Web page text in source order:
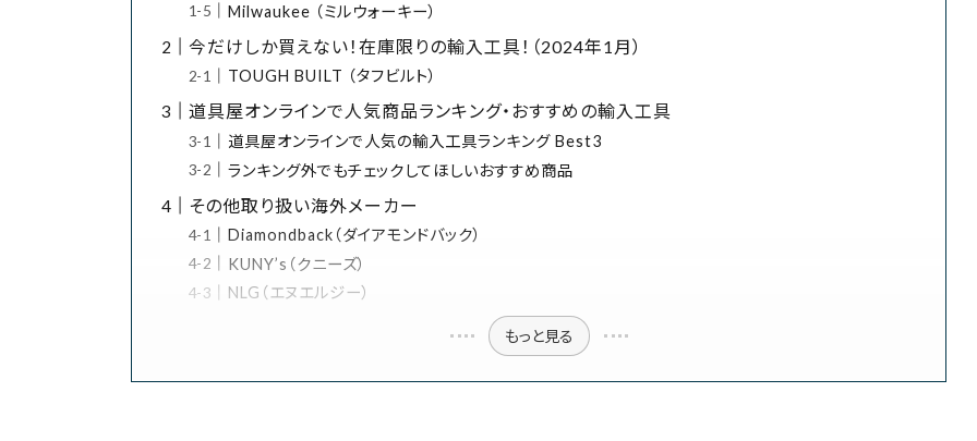
Milwaukee （ミルウォーキー）
今だけしか買えない！在庫限りの輸入工具！（2024年1月）
TOUGH BUILT （タフビルト）
道具屋オンラインで人気商品ランキング・おすすめの輸入工具
道具屋オンラインで人気の輸入工具ランキング Best3
ランキング外でもチェックしてほしいおすすめ商品
その他取り扱い海外メーカー
Diamondback（ダイアモンドバック）
KUNY’s（クニーズ）
NLG（エヌエルジー）
もっと見る